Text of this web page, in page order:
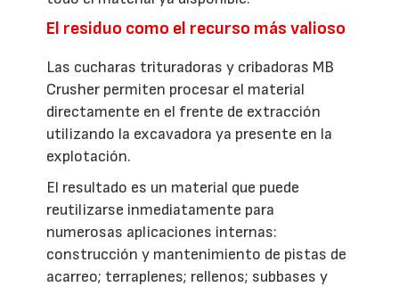
El residuo como el recurso más valioso
Las cucharas trituradoras y cribadoras MB
Crusher permiten procesar el material
directamente en el frente de extracción
utilizando la excavadora ya presente en la
explotación.
El resultado es un material que puede
reutilizarse inmediatamente para
numerosas aplicaciones internas:
construcción y mantenimiento de pistas de
acarreo; terraplenes; rellenos; subbases y